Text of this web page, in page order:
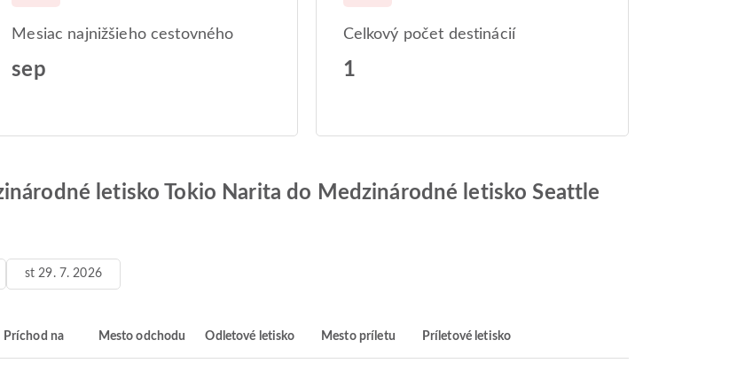
Mesiac najnižšieho cestovného
sep
Celkový počet destinácií
1
letisko Tokio Narita do Medzinárodné letisko Seattle
st 29. 7. 2026
Príchod na Mesto odchodu Odletové letisko Mesto príletu Príletové letisko